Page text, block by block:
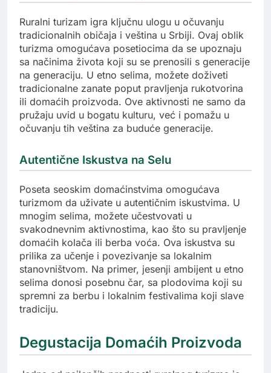
Ruralni turizam igra ključnu ulogu u očuvanju
tradicionalnih običaja i veština u Srbiji. Ovaj oblik
turizma omogućava posetiocima da se upoznaju
sa načinima života koji su se prenosili s generacije
na generaciju. U etno selima, možete doživeti
tradicionalne zanate poput pravljenja rukotvorina
ili domaćih proizvoda. Ove aktivnosti ne samo da
pružaju uvid u bogatu kulturu, već i pomažu u
očuvanju tih veština za buduće generacije.
Autentične Iskustva na Selu
Poseta seoskim domaćinstvima omogućava
turizmom da uživate u autentičnim iskustvima. U
mnogim selima, možete učestvovati u
svakodnevnim aktivnostima, kao što su pravljenje
domaćih kolača ili berba voća. Ova iskustva su
prilika za učenje i povezivanje sa lokalnim
stanovništvom. Na primer, jesenji ambijent u etno
selima donosi posebnu čar, sa plodovima koji su
spremni za berbu i lokalnim festivalima koji slave
tradiciju.
Degustacija Domaćih Proizvoda